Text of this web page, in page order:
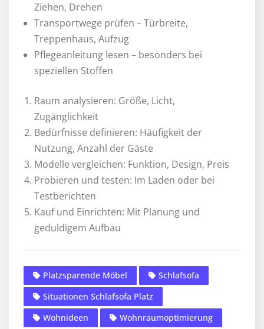
Ziehen, Drehen
Transportwege prüfen – Türbreite,
Treppenhaus, Aufzug
Pflegeanleitung lesen – besonders bei
speziellen Stoffen
Raum analysieren: Größe, Licht,
Zugänglichkeit
Bedürfnisse definieren: Häufigkeit der
Nutzung, Anzahl der Gäste
Modelle vergleichen: Funktion, Design, Preis
Probieren und testen: Im Laden oder bei
Testberichten
Kauf und Einrichten: Mit Planung und
geduldigem Aufbau
Platzsparende Möbel
Schlafsofa
Situationen Schlafsofa Platz
Wohnideen
Wohnraumoptimierung